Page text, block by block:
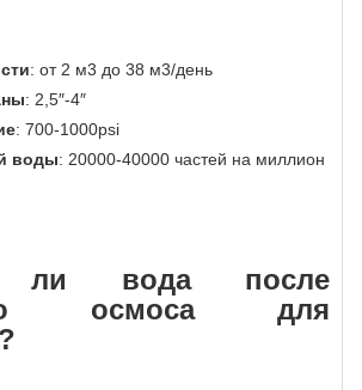
: от 2 м3 до 38 м3/день
: 2,5″-4″
: 700-1000psi
воды: 20000-40000 частей на миллион
ли вода после
осмоса для